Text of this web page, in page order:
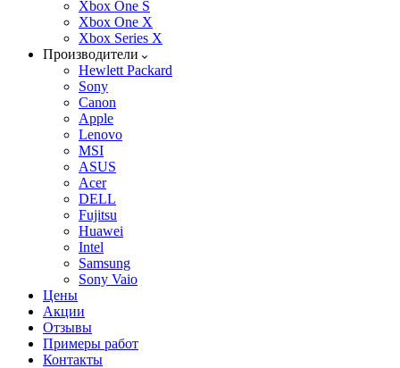
Xbox One S
Xbox One X
Xbox Series X
Производители
Hewlett Packard
Sony
Canon
Apple
Lenovo
MSI
ASUS
Acer
DELL
Fujitsu
Huawei
Intel
Samsung
Sony Vaio
Цены
Акции
Отзывы
Примеры работ
Контакты